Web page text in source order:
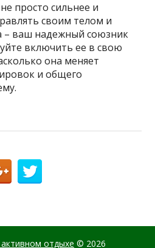
просто сильнее и
своим телом и
– ваш надежный союзник
включить ее в свою
она меняет
и общего
отдыхе © 2026